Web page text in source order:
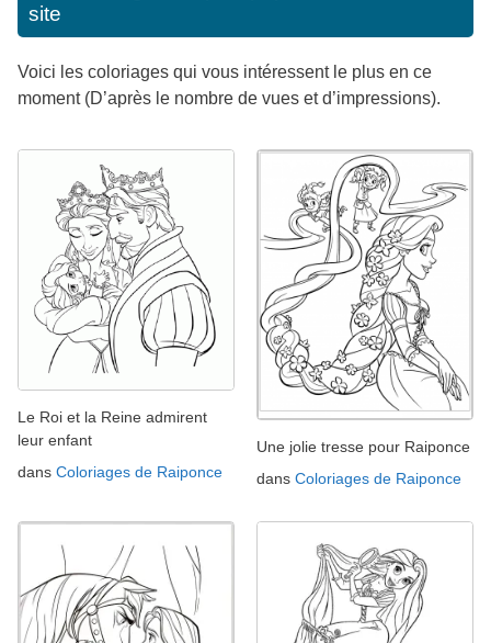
site
Voici les coloriages qui vous intéressent le plus en ce
moment (D’après le nombre de vues et d’impressions).
Le Roi et la Reine admirent
leur enfant
dans Coloriages de Raiponce
Une jolie tresse pour Raiponce
dans Coloriages de Raiponce